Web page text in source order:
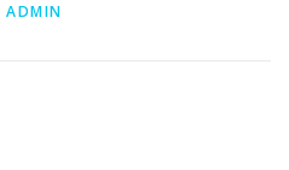
ADMIN